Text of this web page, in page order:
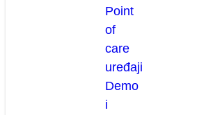
Point
of
care
uređaji
Demo
i